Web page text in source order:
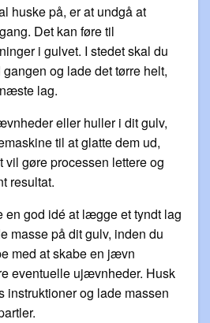
huske på, er at undgå at
Det kan føre til
i gulvet. I stedet skal du
og lade det tørre helt,
lag.
eller huller i dit gulv,
til at glatte dem ud,
vil gøre processen lettere og
resultat.
god idé at lægge et tyndt lag
masse på dit gulv, inden du
med at skabe en jævn
eventuelle ujævnheder. Husk
instruktioner og lade massen